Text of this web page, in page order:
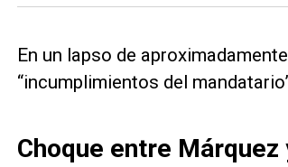
En un lapso de
“incumplimientos del
Choque entre Márquez